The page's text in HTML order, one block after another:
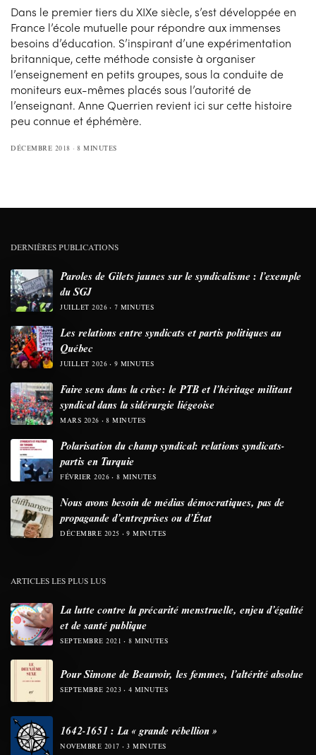
Dans le premier tiers du XIXe siècle, s’est développée en
France l’école mutuelle pour répondre aux immenses
besoins d’éducation. S’inspirant d’une expérimentation
britannique, cette méthode consiste à organiser
l’enseignement en petits groupes, sous la conduite de
moniteurs eux-mêmes placés sous l’autorité de
l’enseignant. Anne Querrien revient ici sur cette histoire
peu connue et éphémère.
DÉCEMBRE 2018 8 MINUTES
DERNIÈRES PUBLICATIONS
Paroles de Gilets jaunes sur le syndicalisme : l’exemple
du SGJ
JUILLET 2026 7 MINUTES
Les relations entre syndicats et partis politiques au
Québec
JUILLET 2026 9 MINUTES
Faire sens dans la crise: le PTB et l’héritage militant
syndical dans la sidérurgie liégeoise
MARS 2026 8 MINUTES
Polarisation du champ syndical: relations syndicats-
partis en Turquie
FÉVRIER 2026 8 MINUTES
Nous avons besoin de médias démocratiques, pas de
propagande d’entreprises ou d’État
DÉCEMBRE 2025 9 MINUTES
ARTICLES LES PLUS LUS
La lutte contre la précarité menstruelle, enjeu d’égalité
et de santé publique
SEPTEMBRE 2021 8 MINUTES
Pour Simone de Beauvoir, les femmes, l’altérité absolue
SEPTEMBRE 2023 4 MINUTES
1642-1651 : La « grande rébellion »
NOVEMBRE 2017 3 MINUTES